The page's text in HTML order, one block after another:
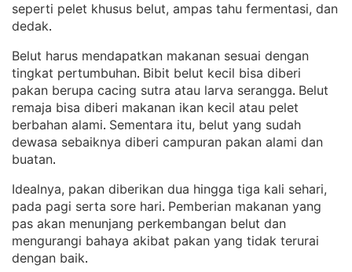
seperti pelet khusus belut, ampas tahu fermentasi, dan
dedak.
Belut harus mendapatkan makanan sesuai dengan
tingkat pertumbuhan. Bibit belut kecil bisa diberi
pakan berupa cacing sutra atau larva serangga. Belut
remaja bisa diberi makanan ikan kecil atau pelet
berbahan alami. Sementara itu, belut yang sudah
dewasa sebaiknya diberi campuran pakan alami dan
buatan.
Idealnya, pakan diberikan dua hingga tiga kali sehari,
pada pagi serta sore hari. Pemberian makanan yang
pas akan menunjang perkembangan belut dan
mengurangi bahaya akibat pakan yang tidak terurai
dengan baik.